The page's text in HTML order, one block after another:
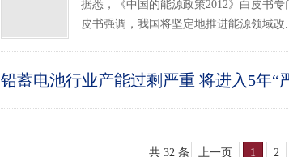
据悉，《中国的能源政策2012》白皮书
皮书强调，我国将坚定地推进能源领域改
铅蓄电池行业产能过剩严重 将进入5年“
共 32 条 上一页 1 2